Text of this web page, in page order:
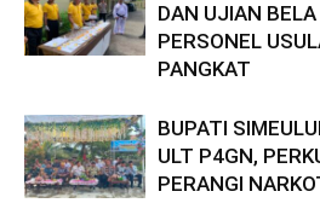
DAN UJIAN
PERSONEL
PANGKAT
BUPATI
ULT P4GN,
PERANGI